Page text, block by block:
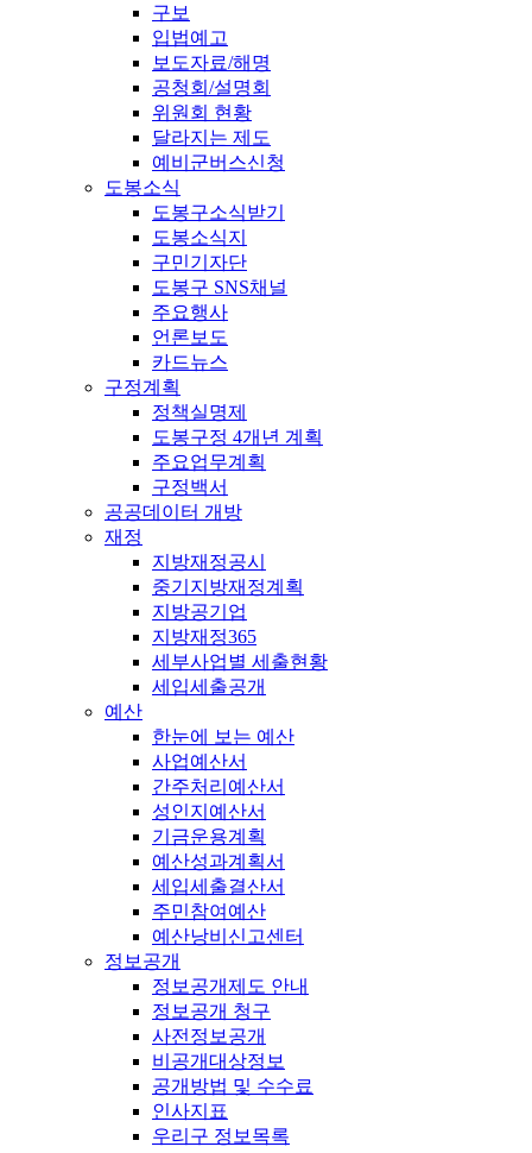
구보
입법예고
보도자료/해명
공청회/설명회
위원회 현황
달라지는 제도
예비군버스신청
도봉소식
도봉구소식받기
도봉소식지
구민기자단
도봉구 SNS채널
주요행사
언론보도
카드뉴스
구정계획
정책실명제
도봉구정 4개년 계획
주요업무계획
구정백서
공공데이터 개방
재정
지방재정공시
중기지방재정계획
지방공기업
지방재정365
세부사업별 세출현황
세입세출공개
예산
한눈에 보는 예산
사업예산서
간주처리예산서
성인지예산서
기금운용계획
예산성과계획서
세입세출결산서
주민참여예산
예산낭비신고센터
정보공개
정보공개제도 안내
정보공개 청구
사전정보공개
비공개대상정보
공개방법 및 수수료
인사지표
우리구 정보목록